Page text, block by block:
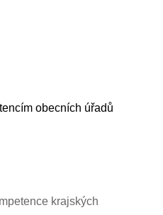
obecních úřadů
krajských